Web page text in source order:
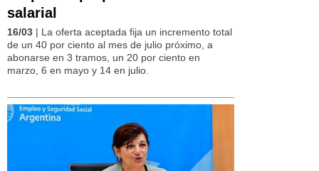
salarial
16/03 | La oferta aceptada fija un incremento total
de un 40 por ciento al mes de julio próximo, a
abonarse en 3 tramos, un 20 por ciento en
marzo, 6 en mayo y 14 en julio.